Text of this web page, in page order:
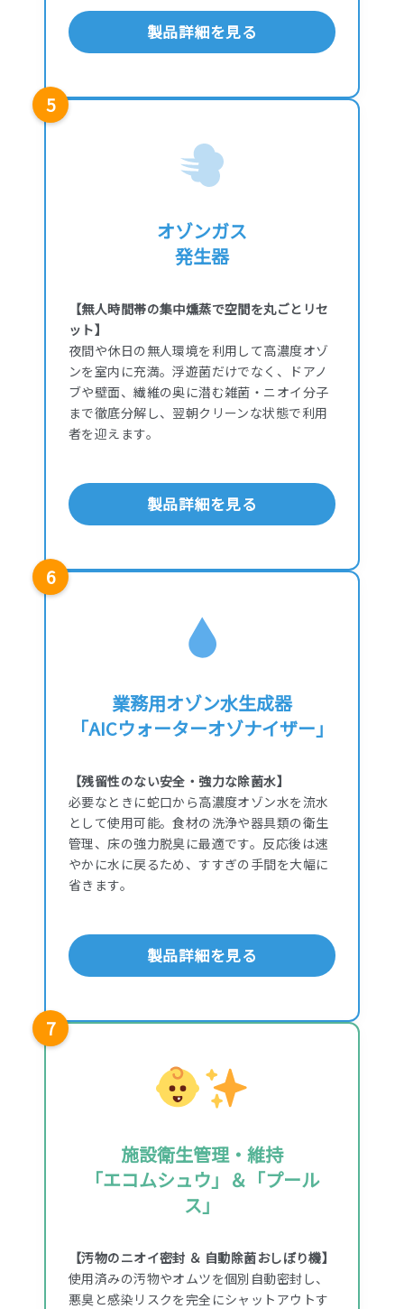
製品詳細を見る
5
オゾンガス
発生器
【無人時間帯の集中燻蒸で空間を丸ごとリセ
ット】
夜間や休日の無人環境を利用して高濃度オゾ
ンを室内に充満。浮遊菌だけでなく、ドアノ
ブや壁面、繊維の奥に潜む雑菌・ニオイ分子
まで徹底分解し、翌朝クリーンな状態で利用
者を迎えます。
製品詳細を見る
6
業務用オゾン水生成器
「AICウォーターオゾナイザー」
【残留性のない安全・強力な除菌水】
必要なときに蛇口から高濃度オゾン水を流水
として使用可能。食材の洗浄や器具類の衛生
管理、床の強力脱臭に最適です。反応後は速
やかに水に戻るため、すすぎの手間を大幅に
省きます。
製品詳細を見る
7
施設衛生管理・維持
「エコムシュウ」＆「プール
ス」
【汚物のニオイ密封 ＆ 自動除菌おしぼり機】
使用済みの汚物やオムツを個別自動密封し、
悪臭と感染リスクを完全にシャットアウトす